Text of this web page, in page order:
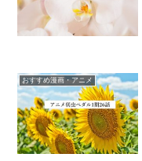
おすすめ漫画・アニメ